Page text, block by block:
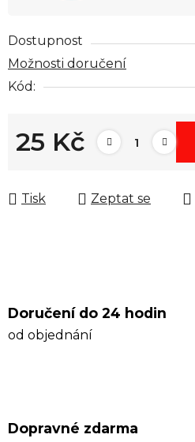
Dostupnost
Možnosti doručení
Kód:
25 Kč
Tisk Zeptat se
Doručení do 24 hodin
od objednání
Dopravné zdarma